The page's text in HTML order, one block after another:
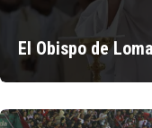
El Obispo de